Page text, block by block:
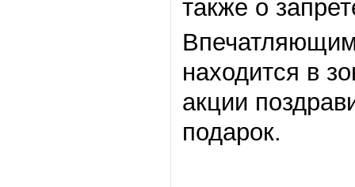
также о
находится в
акции
подарок.